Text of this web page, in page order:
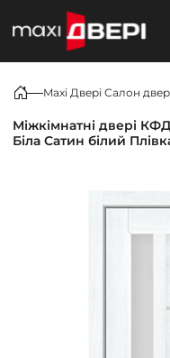
Maxi Двері Салон
Міжкімнатні двері
Біла Сатин білий